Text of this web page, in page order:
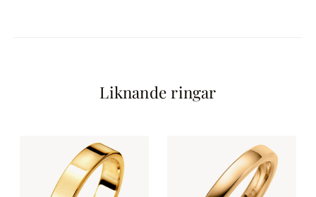
Liknande ringar